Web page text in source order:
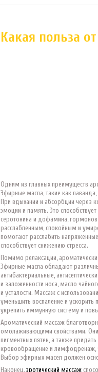
Какая польза
Одним из главных преимуществ
Эфирные масла, такие как
При вдыхании и абсорбции через
эмоции и память. Это
серотонина и дофамина, гормонов
расслабленным, спокойным и
помогают расслабить
способствует снижению стресса.
Помимо релаксации,
Эфирные масла обладают
антибактериальные,
и заложенности носа, масло
и усталости. Массаж с
уменьшить воспаление и
укрепить иммунную систему и
Ароматический массаж
омолаживающими свойствами.
пигментных пятен, а также
кровообращение и лимфодренаж,
Выбор эфирных масел должен
Наконец, эротический массаж